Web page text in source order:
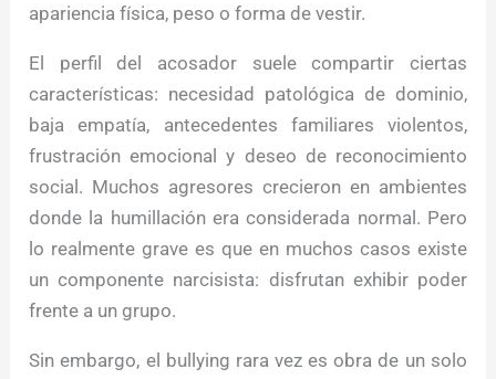
apariencia física, peso o forma de vestir.
El perfil del acosador suele compartir ciertas
características: necesidad patológica de dominio,
baja empatía, antecedentes familiares violentos,
frustración emocional y deseo de reconocimiento
social. Muchos agresores crecieron en ambientes
donde la humillación era considerada normal. Pero
lo realmente grave es que en muchos casos existe
un componente narcisista: disfrutan exhibir poder
frente a un grupo.
Sin embargo, el bullying rara vez es obra de un solo